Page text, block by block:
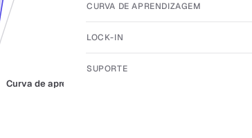
Curva de aprendizagem
CURVA DE APRENDIZAGEM
LOCK-IN
SUPORTE